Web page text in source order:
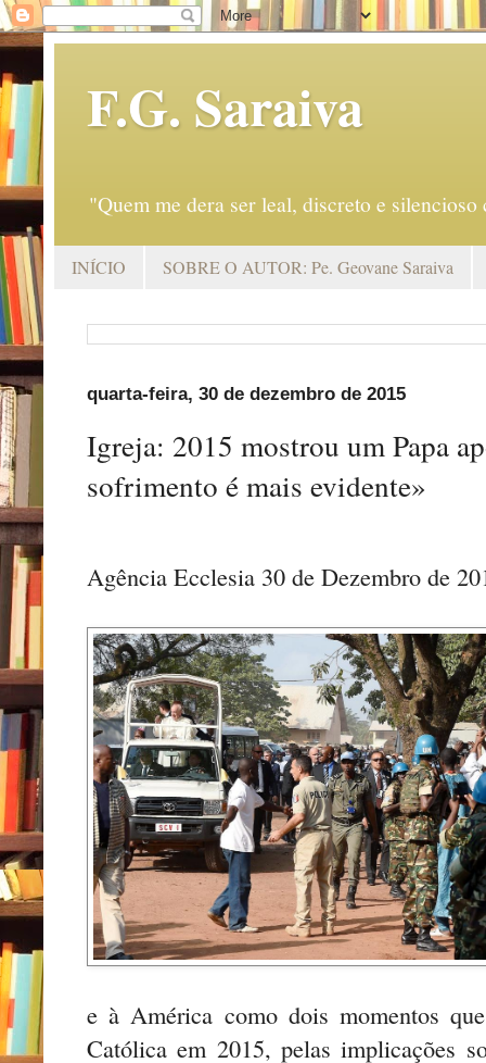
F.G. Saraiva
"Quem me dera ser leal, discreto e
INÍCIO SOBRE O AUTOR: Pe. Geovane Saraiva
quarta-feira, 30 de dezembro de 2015
Igreja: 2015 mostrou um Papa
sofrimento é mais evidente»
Agência Ecclesia 30 de Dezembro
e à América como dois momentos
Católica em 2015, pelas implicações